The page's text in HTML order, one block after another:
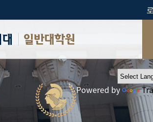
일반대학원
Powered by